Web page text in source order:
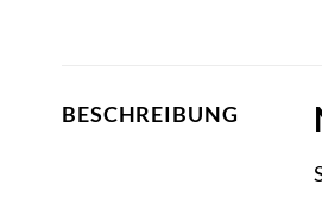
BESCHREIBUNG